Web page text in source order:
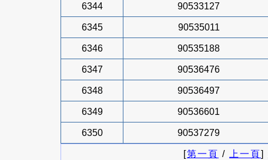
6344 90533127
6345 90535011
6346 90535188
6347 90536476
6348 90536497
6349 90536601
6350 90537279
[第一頁 / 上一頁]